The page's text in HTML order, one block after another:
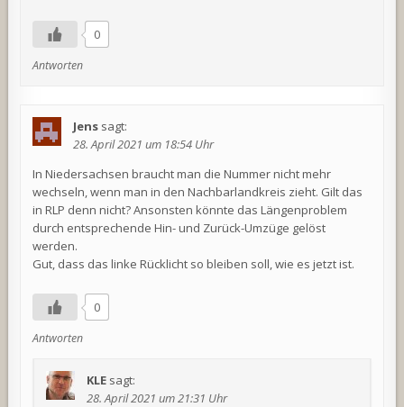
0
Antworten
Jens sagt:
28. April 2021 um 18:54 Uhr
In Niedersachsen braucht man die Nummer nicht mehr
wechseln, wenn man in den Nachbarlandkreis zieht. Gilt das
in RLP denn nicht? Ansonsten könnte das Längenproblem
durch entsprechende Hin- und Zurück-Umzüge gelöst
werden.
Gut, dass das linke Rücklicht so bleiben soll, wie es jetzt ist.
0
Antworten
KLE sagt:
28. April 2021 um 21:31 Uhr